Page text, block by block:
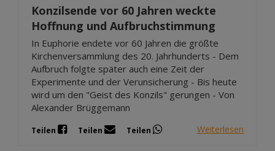
Konzilsende vor 60 Jahren weckte
Hoffnung und Aufbruchstimmung
In Euphorie endete vor 60 Jahren die größte
Kirchenversammlung des 20. Jahrhunderts - Dem
Aufbruch folgte später auch eine Zeit der
Experimente und der Verunsicherung - Bis heute
wird um den "Geist des Konzils" gerungen - Von
Alexander Brüggemann
Teilen Teilen Teilen Weiterlesen